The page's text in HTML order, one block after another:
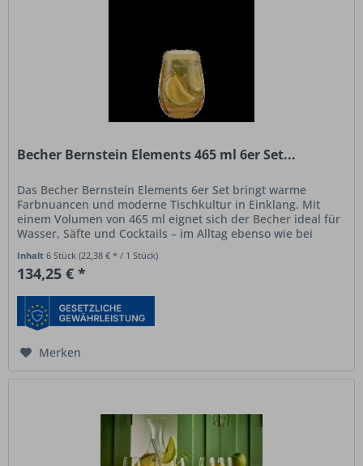
Becher Bernstein Elements 465 ml 6er Set...
Das Becher Bernstein Elements 6er Set bringt warme
Farbnuancen und moderne Tischkultur in Einklang. Mit
einem Volumen von 465 ml eignet sich der Becher ideal für
Wasser, Säfte und Cocktails – im Alltag ebenso wie bei
Inhalt6 Stück(22,38 € * / 1 Stück)
134,25 € *
Merken